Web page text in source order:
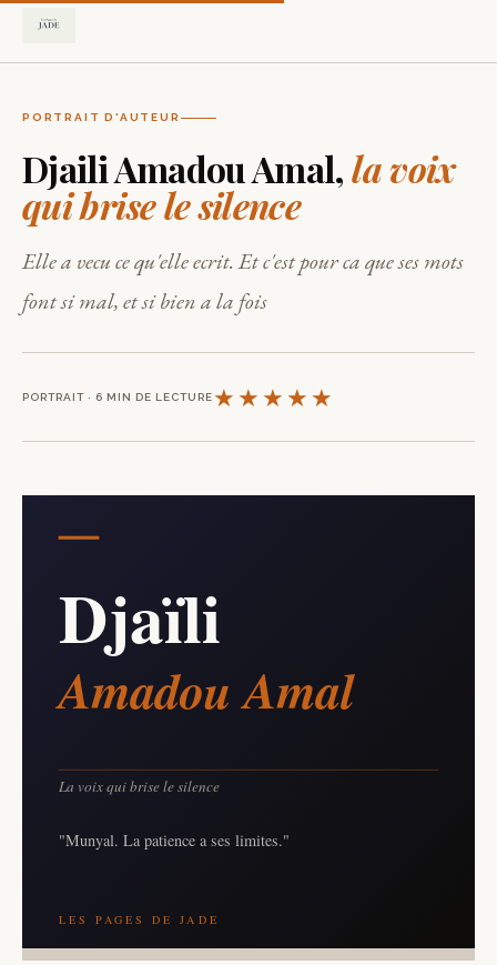
PORTRAIT D'AUTEUR
Djaili Amadou Amal,la voix
qui brise le silence
Elle a vecu ce qu'elle ecrit. Et c'est pour ca que ses mots
font si mal, et si bien a la fois
PORTRAIT · 6 MIN DE LECTURE★★★★★